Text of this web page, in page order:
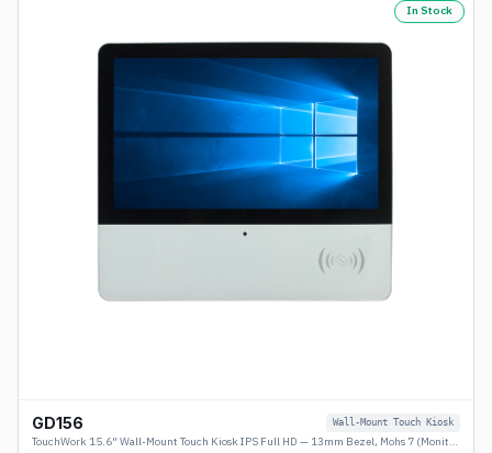
In Stock
GD156 Wall-Mount Touch Kiosk
TouchWork 15.6" Wall-Mount Touch Kiosk IPS Full HD — 13mm Bezel, Mohs 7 (Monitor / Android / Windows)